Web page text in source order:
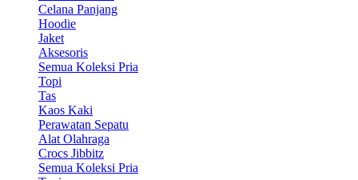
Celana Panjang
Hoodie
Jaket
Aksesoris
Semua Koleksi Pria
Topi
Tas
Kaos Kaki
Perawatan Sepatu
Alat Olahraga
Crocs Jibbitz
Semua Koleksi Pria